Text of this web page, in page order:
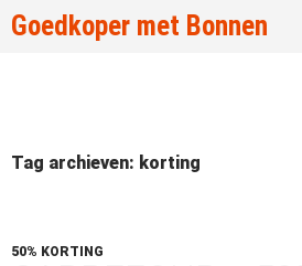
Goedkoper met Bonnen
Zoeken
Tag archieven: korting
50% KORTING